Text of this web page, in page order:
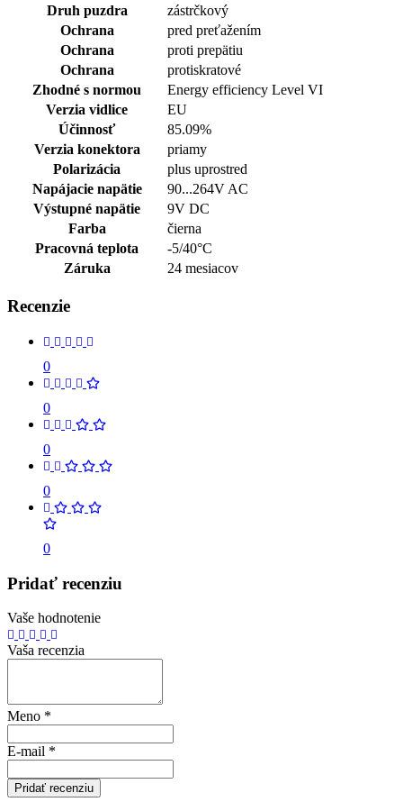
Druh puzdra
zástrčkový
Ochrana
pred preťažením
Ochrana
proti prepätiu
Ochrana
protiskratové
Zhodné s normou
Energy efficiency Level VI
Verzia vidlice
EU
Účinnosť
85.09%
Verzia konektora
priamy
Polarizácia
plus uprostred
Napájacie napätie
90...264V AC
Výstupné napätie
9V DC
Farba
čierna
Pracovná teplota
-5/40°C
Záruka
24 mesiacov
Recenzie
0
0
0
0
0
Pridať recenziu
Vaše hodnotenie
Vaša recenzia
Meno *
E-mail *
Pridať recenziu